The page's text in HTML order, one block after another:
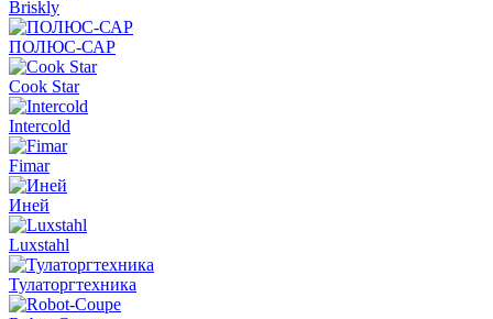
Briskly
ПОЛЮС-САР
Cook Star
Intercold
Fimar
Иней
Luxstahl
Тулаторгтехника